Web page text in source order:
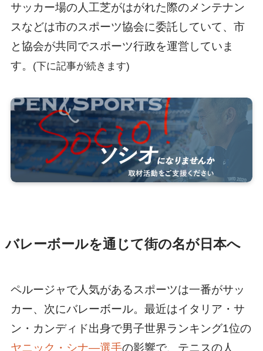
サッカー場の人工芝がはがれた際のメンテナン
スなどは市のスポーツ協会に委託していて、市
と協会が共同でスポーツ行政を運営していま
す。
(下に記事が続きます)
バレーボールを通じて街の名が日本へ
ペルージャで人気があるスポーツは一番がサッ
カー、次にバレーボール。最近はイタリア・サ
ン・カンディド出身で男子世界ランキング1位の
ヤニック・シナ―選手の影響で、テニスの人